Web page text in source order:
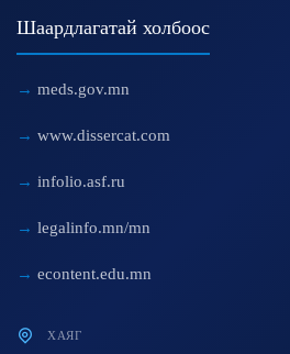
Шаардлагатай холбоос
meds.gov.mn
www.dissercat.com
infolio.asf.ru
legalinfo.mn/mn
econtent.edu.mn
ХАЯГ